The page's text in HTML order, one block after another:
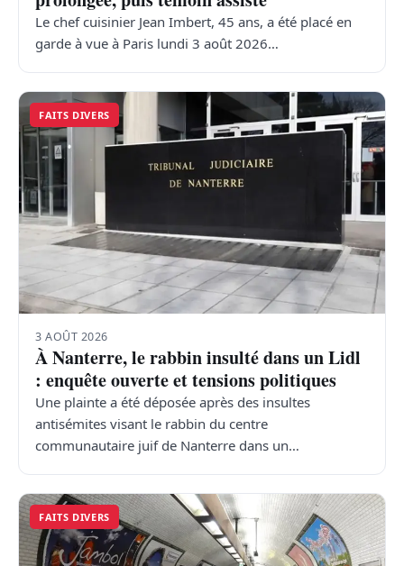
Le chef cuisinier Jean Imbert, 45 ans, a été placé en
garde à vue à Paris lundi 3 août 2026…
FAITS DIVERS
3 AOÛT 2026
À Nanterre, le rabbin insulté dans un Lidl
: enquête ouverte et tensions politiques
Une plainte a été déposée après des insultes
antisémites visant le rabbin du centre
communautaire juif de Nanterre dans un…
FAITS DIVERS